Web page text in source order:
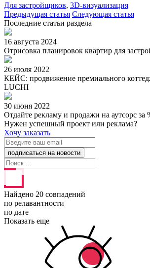
Для застройщиков, 3D-визуализация
Предыдущая статья Следующая статья
Последние статьи раздела
16 августа 2024
Отрисовка планировок квартир для
26 июля 2022
КЕЙС: продвижение премиального
LUCHI
30 июня 2022
Отдайте рекламу и продажи на аутсорс за
Нужен успешный проект или реклама?
Хочу заказать
Найдено 20 совпадений
по релавантности
по дате
Показать еще